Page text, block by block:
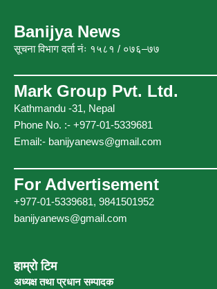
o
o
r
Banijya News
सूचना विभाग दर्ता नंः १५८१ / ०७६–७७
Mark Group Pvt. Ltd.
Kathmandu -31, Nepal
Phone No. :- +977-01-5339681
Email:- banijyanews@gmail.com
For Advertisement
+977-01-5339681, 9841501952
banijyanews@gmail.com
हाम्रो टिम
अध्यक्ष तथा प्रधान सम्पादक